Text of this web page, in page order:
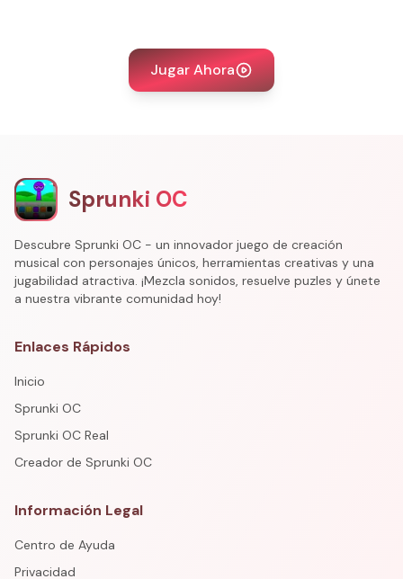
Jugar Ahora
Sprunki OC
Descubre Sprunki OC - un innovador juego de creación
musical con personajes únicos, herramientas creativas y una
jugabilidad atractiva. ¡Mezcla sonidos, resuelve puzles y únete
a nuestra vibrante comunidad hoy!
Enlaces Rápidos
Inicio
Sprunki OC
Sprunki OC Real
Creador de Sprunki OC
Información Legal
Centro de Ayuda
Privacidad